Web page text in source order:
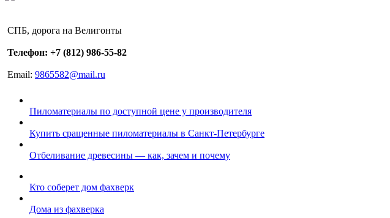
СПБ, дорога на Велигонты
Телефон: +7 (812) 986-55-82
Email: 9865582@mail.ru
Пиломатериалы по доступной цене у производителя
Купить сращенные пиломатериалы в Санкт-Петербурге
Отбеливание древесины — как, зачем и почему
Кто соберет дом фахверк
Дома из фахверка